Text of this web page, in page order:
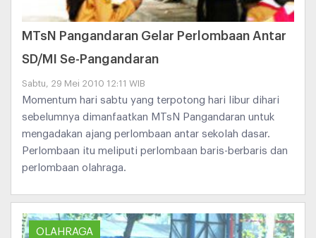
MTsN Pangandaran Gelar Perlombaan Antar
SD/MI Se-Pangandaran
Sabtu, 29 Mei 2010 12:11 WIB
Momentum hari sabtu yang terpotong hari libur dihari
sebelumnya dimanfaatkan MTsN Pangandaran untuk
mengadakan ajang perlombaan antar sekolah dasar.
Perlombaan itu meliputi perlombaan baris-berbaris dan
perlombaan olahraga.
OLAHRAGA